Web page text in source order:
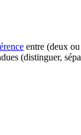
entre (deux
(distinguer,